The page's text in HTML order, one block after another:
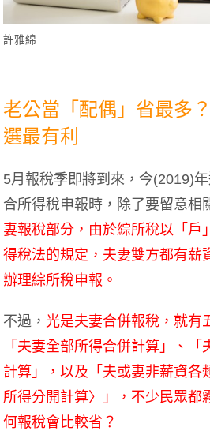
許雅綿
老公當「配偶」省最多
選最有利
5月報稅季即將到來，今(2019)
合所得稅申報時，除了要留意相
妻報稅部分，由於綜所稅以「戶
得稅法的規定，夫妻雙方都有薪
辦理綜所稅申報。
不過， 光是夫妻合併報稅，就有
「夫妻全部所得合併計算」、
計算」，以及「夫或妻非薪資各
所得分開計算〉」，不少民眾都
何報稅會比較省？